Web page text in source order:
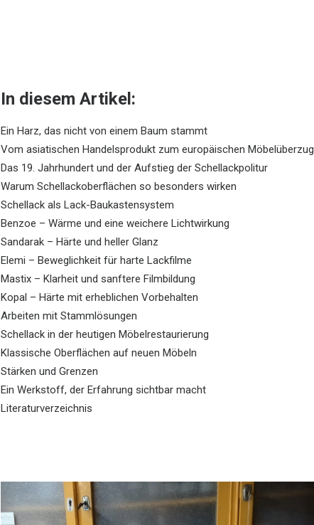
In diesem Artikel:
Ein Harz, das nicht von einem Baum stammt
Vom asiatischen Handelsprodukt zum europäischen Möbelüberzug
Das 19. Jahrhundert und der Aufstieg der Schellackpolitur
Warum Schellackoberflächen so besonders wirken
Schellack als Lack-Baukastensystem
Benzoe – Wärme und eine weichere Lichtwirkung
Sandarak – Härte und heller Glanz
Elemi – Beweglichkeit für harte Lackfilme
Mastix – Klarheit und sanftere Filmbildung
Kopal – Härte mit erheblichen Vorbehalten
Arbeiten mit Stammlösungen
Schellack in der heutigen Möbelrestaurierung
Klassische Oberflächen auf neuen Möbeln
Stärken und Grenzen
Ein Werkstoff, der Erfahrung sichtbar macht
Literaturverzeichnis